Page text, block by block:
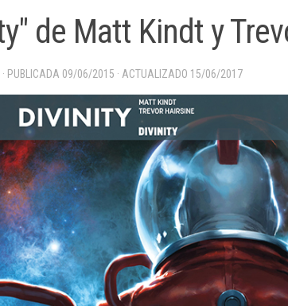
de Matt Kindt y
· PUBLICADA 09/06/2015 · ACTUALIZADO 15/06/2017